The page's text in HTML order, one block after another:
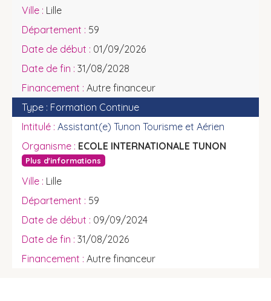
Lille
59
01/09/2026
31/08/2028
Autre financeur
Formation Continue
Assistant(e) Tunon Tourisme et Aérien
ECOLE INTERNATIONALE TUNON
Plus d'informations
Lille
59
09/09/2024
31/08/2026
Autre financeur